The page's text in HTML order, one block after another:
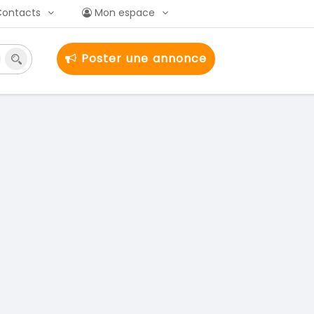
Mon espace
Poster une annonce